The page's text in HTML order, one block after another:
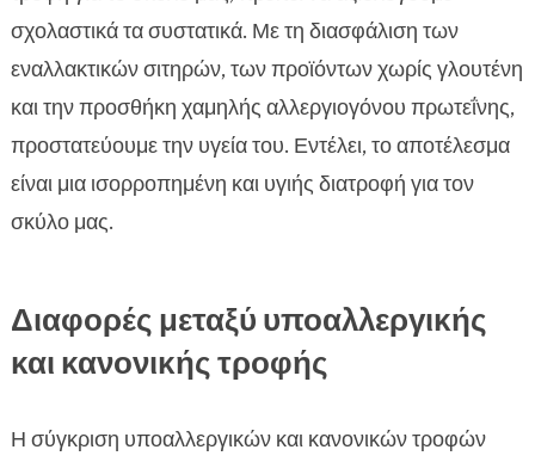
σχολαστικά τα συστατικά. Με τη διασφάλιση των
εναλλακτικών σιτηρών, των προϊόντων χωρίς γλουτένη
και την προσθήκη χαμηλής αλλεργιογόνου πρωτεΐνης,
προστατεύουμε την υγεία του. Εντέλει, το αποτέλεσμα
είναι μια ισορροπημένη και υγιής διατροφή για τον
σκύλο μας.
Διαφορές μεταξύ υποαλλεργικής
και κανονικής τροφής
Η σύγκριση υποαλλεργικών και κανονικών τροφών